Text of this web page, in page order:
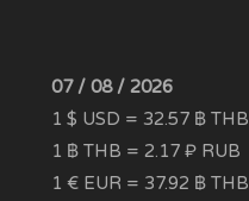
07 / 08 / 2026
1 $ USD = 32.57 ฿ THB
1 ฿ THB = 2.17 ₽ RUB
1 € EUR = 37.92 ฿ THB